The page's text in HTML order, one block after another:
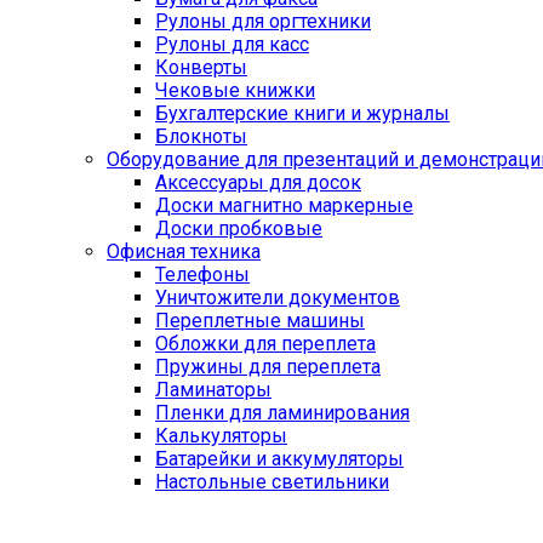
Рулоны для оргтехники
Рулоны для касс
Конверты
Чековые книжки
Бухгалтерские книги и журналы
Блокноты
Оборудование для презентаций и
Аксессуары для досок
Доски магнитно маркерные
Доски пробковые
Офисная техника
Телефоны
Уничтожители документов
Переплетные машины
Обложки для переплета
Пружины для переплета
Ламинаторы
Пленки для ламинирования
Калькуляторы
Батарейки и аккумуляторы
Настольные светильники